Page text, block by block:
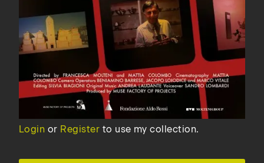
Login or Register to use my collection.